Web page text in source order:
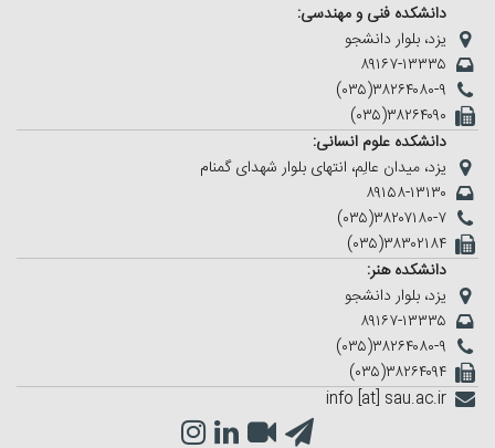
دانشکده فنی و مهندسی:
یزد، بلوار دانشجو
۸۹۱۶۷-۱۳۳۳۵
(۰۳۵)۳۸۲۶۴۰۸۰-۹
(۰۳۵)۳۸۲۶۴۰۹۰
دانشکده علوم انسانی:
یزد، میدان عالِم، انتهای بلوار شهدای گمنام
۸۹۱۵۸-۱۳۱۳۰
(۰۳۵)۳۸۲۰۷۱۸۰-۷
(۰۳۵)۳۸۳۰۲۱۸۴
دانشکده هنر:
یزد، بلوار دانشجو
۸۹۱۶۷-۱۳۳۳۵
(۰۳۵)۳۸۲۶۴۰۸۰-۹
(۰۳۵)۳۸۲۶۴۰۹۴
info [at] sau.ac.ir